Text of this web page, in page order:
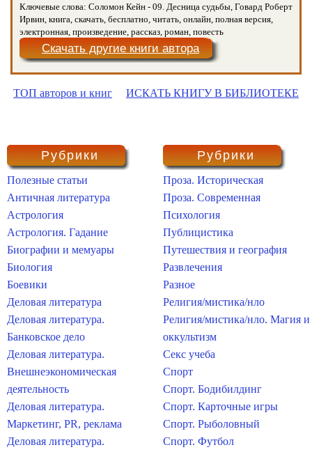
Ключевые слова: Соломон Кейн - 09. Десница судьбы, Говард Роберт
Ирвин, книга, скачать, бесплатно, читать, онлайн, полная версия,
электронная, произведение, рассказ, роман, повесть
Скачать другие книги автора
ТОП авторов и книг ИСКАТЬ КНИГУ В БИБЛИОТЕКЕ
Рубрики
Полезные статьи
Античная литература
Астрология
Астрология. Гадание
Биографии и мемуары
Биология
Боевики
Деловая литература
Деловая литература.
Банковское дело
Деловая литература.
Внешнеэкономическая
деятельность
Деловая литература.
Маркетинг, PR, реклама
Деловая литература.
Рубрики
Проза. Историческая
Проза. Современная
Психология
Публицистика
Путешествия и география
Развлечения
Разное
Религия/мистика/нло
Религия/мистика/нло. Магия и
оккультизм
Секс учеба
Спорт
Спорт. Бодибилдинг
Спорт. Карточные игры
Спорт. Рыболовный
Спорт. Футбол